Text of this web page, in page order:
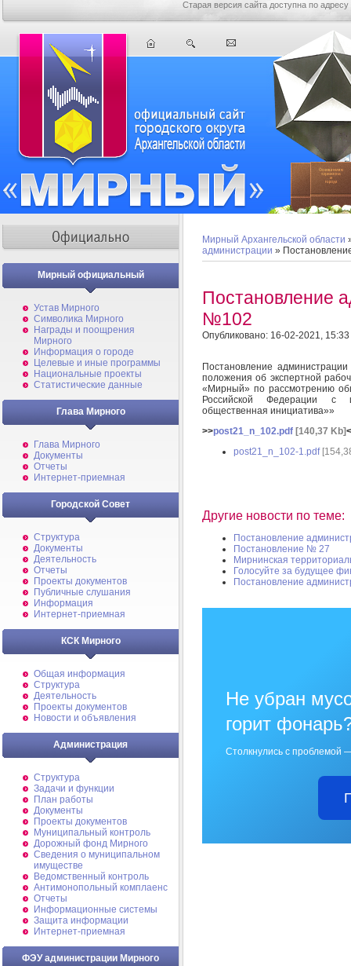
Старая версия сайта доступна по адресу
Мирный официальный
Устав Мирного
Символика Мирного
Награды и поощрения
Мирного
Информация о городе
Целевые и иные программы
Национальные проекты
Статистические данные
Глава Мирного
Глава Мирного
Документы
Отчеты
Интернет-приемная
Городской Совет
Структура
Документы
Деятельность
Отчеты
Проекты документов
Публичные слушания
Информация
Интернет-приемная
КСК Мирного
Общая информация
Структура
Деятельность
Проекты документов
Новости и объявления
Администрация
Структура
Задачи и функции
План работы
Документы
Проекты документов
Муниципальный контроль
Дорожный фонд Мирного
Cведения о муниципальном
имуществе
Ведомственный контроль
Антимонопольный комплаенс
Отчеты
Информационные системы
Защита информации
Интернет-приемная
ФЭУ администрации Мирного
Мирный Архангельской области
администрации »
Постановление
№102
Опубликовано: 16-02-2021, 15:33
Постановление
положения об экспертной
«Мирный» по рассмотрению
Российской Федерации с
общественная инициатива»»
>>post21_n_102.pdf [140,37 Kb]
post21_n_102-1.pdf
Другие новости по теме:
Постановление
Постановление № 27
Мирнинская
Голосуйте за будущее
Постановление
Не убран
горит
Столкнулись с проблемой